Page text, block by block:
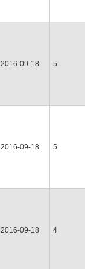
2016-09-18 5
2016-09-18 5
2016-09-18 4